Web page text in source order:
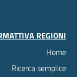
REGIONI
Home
Ricerca semplice